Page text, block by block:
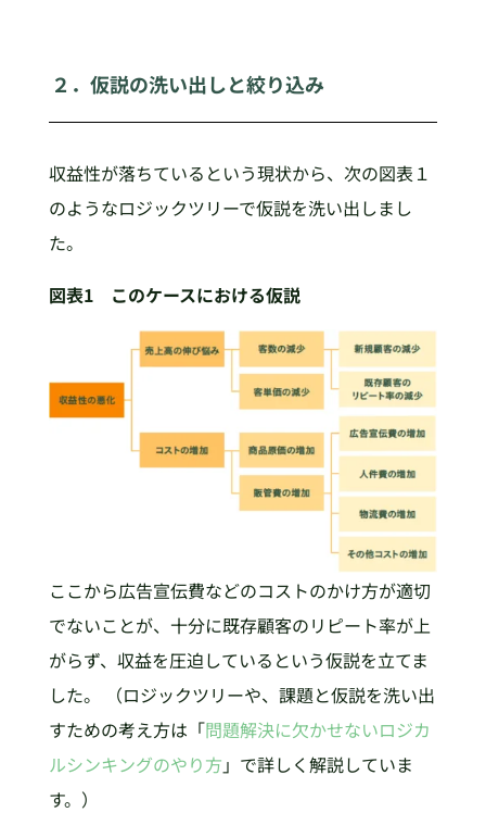
２．仮説の洗い出しと絞り込み
収益性が落ちているという現状から、次の図表１
のようなロジックツリーで仮説を洗い出しまし
た。
図表1 このケースにおける仮説
ここから広告宣伝費などのコストのかけ方が適切
でないことが、十分に既存顧客のリピート率が上
がらず、収益を圧迫しているという仮説を立てま
した。 （ロジックツリーや、課題と仮説を洗い出
すための考え方は「問題解決に欠かせないロジカ
ルシンキングのやり方 」で詳しく解説していま
す。）